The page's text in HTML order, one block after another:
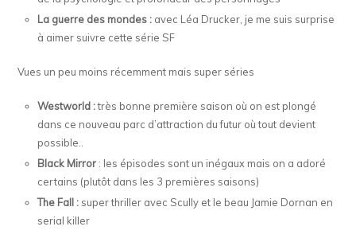
La guerre des mondes : avec Léa Drucker, je me suis surprise
à aimer suivre cette série SF
Vues un peu moins récemment mais super séries
Westworld :très bonne première saison où on est plongé
dans ce nouveau parc d’attraction du futur où tout devient
possible..
Black Mirror : les épisodes sont un inégaux mais on a adoré
certains (plutôt dans les 3 premières saisons)
The Fall :super thriller avec Scully et le beau Jamie Dornan en
serial killer